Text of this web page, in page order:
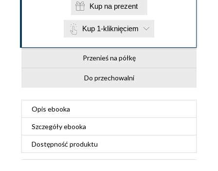
Kup na prezent
Kup 1-kliknięciem
Przenieś na półkę
Do przechowalni
Opis ebooka
Szczegółyebooka
Dostępność produktu